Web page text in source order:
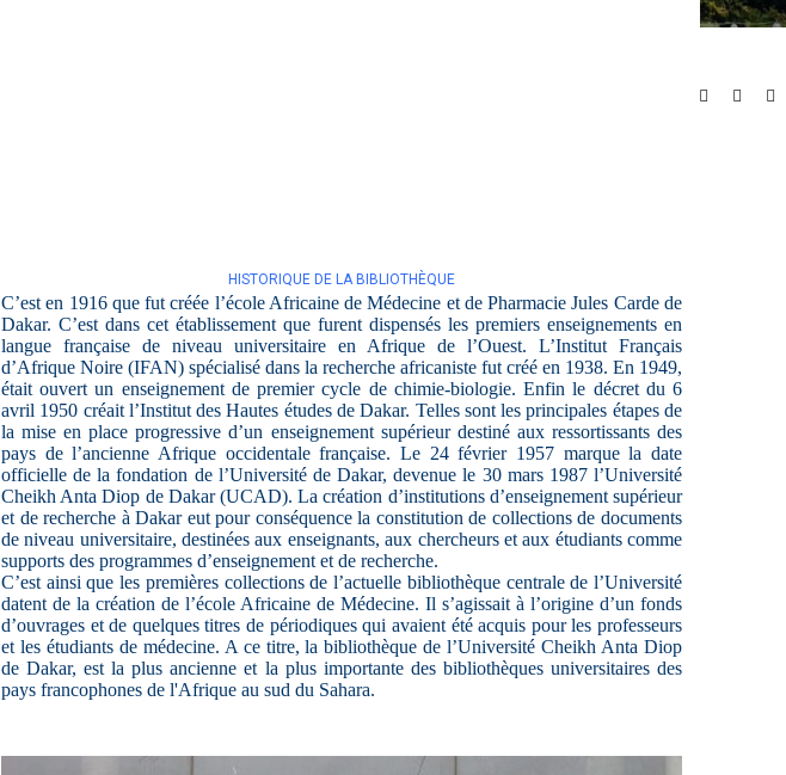
HISTORIQUE DE LA BIBLIOTHÈQUE
C’est en 1916 que fut créée l’école Africaine de Médecine et de Pharmacie Jules Carde de
Dakar. C’est dans cet établissement que furent dispensés les premiers enseignements en
langue française de niveau universitaire en Afrique de l’Ouest. L’Institut Français
d’Afrique Noire (IFAN) spécialisé dans la recherche africaniste fut créé en 1938. En 1949,
était ouvert un enseignement de premier cycle de chimie-biologie. Enfin le décret du 6
avril 1950 créait l’Institut des Hautes études de Dakar. Telles sont les principales étapes de
la mise en place progressive d’un enseignement supérieur destiné aux ressortissants des
pays de l’ancienne Afrique occidentale française. Le 24 février 1957 marque la date
officielle de la fondation de l’Université de Dakar, devenue le 30 mars 1987 l’Université
Cheikh Anta Diop de Dakar (UCAD). La création d’institutions d’enseignement supérieur
et de recherche à Dakar eut pour conséquence la constitution de collections de documents
de niveau universitaire, destinées aux enseignants, aux chercheurs et aux étudiants comme
supports des programmes d’enseignement et de recherche.
C’est ainsi que les premières collections de l’actuelle bibliothèque centrale de l’Université
datent de la création de l’école Africaine de Médecine. Il s’agissait à l’origine d’un fonds
d’ouvrages et de quelques titres de périodiques qui avaient été acquis pour les professeurs
et les étudiants de médecine. A ce titre, la bibliothèque de l’Université Cheikh Anta Diop
de Dakar, est la plus ancienne et la plus importante des bibliothèques universitaires des
pays francophones de l'Afrique au sud du Sahara.